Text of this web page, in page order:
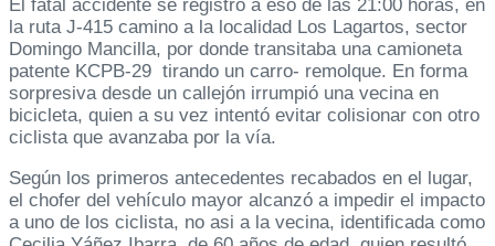
El fatal accidente se registró a eso de las 21:00 horas, en
la ruta J-415 camino a la localidad Los Lagartos, sector
Domingo Mancilla, por donde transitaba una camioneta
patente KCPB-29 tirando un carro- remolque. En forma
sorpresiva desde un callejón irrumpió una vecina en
bicicleta, quien a su vez intentó evitar colisionar con otro
ciclista que avanzaba por la vía.
Según los primeros antecedentes recabados en el lugar,
el chofer del vehículo mayor alcanzó a impedir el impacto
a uno de los ciclista, no asi a la vecina, identificada como